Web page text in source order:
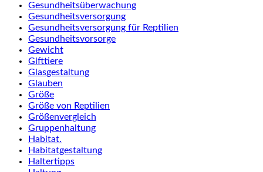
Gesundheitsüberwachung
Gesundheitsversorgung
Gesundheitsversorgung für Reptilien
Gesundheitsvorsorge
Gewicht
Gifttiere
Glasgestaltung
Glauben
Größe
Größe von Reptilien
Größenvergleich
Gruppenhaltung
Habitat.
Habitatgestaltung
Haltertipps